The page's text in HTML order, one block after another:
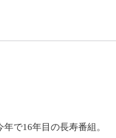
で16年目の長寿番組。